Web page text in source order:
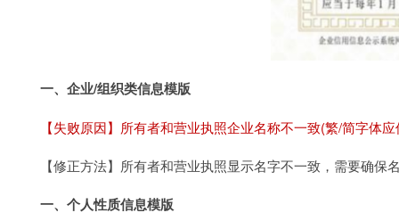
一、企业/组织类信息模版
【失败原因】所有者和营业执照企业名称不一致(繁/简字体
【修正方法】所有者和营业执照显示名字不一致，需要确
一、个人性质信息模版